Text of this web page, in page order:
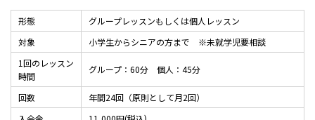
形態
グループレッスンもしくは個人レッスン
対象
小学生からシニアの方まで ※未就学児要相談
1回のレッスン
時間
グループ：60分 個人：45分
回数
年間24回（原則として月2回）